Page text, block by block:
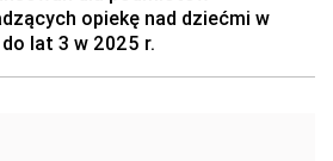
opiekę nad dziećmi w
lat 3 w 2025 r.